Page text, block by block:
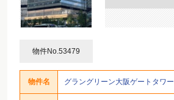
物件No.53479
物件名 グラングリーン大阪ゲートタワー